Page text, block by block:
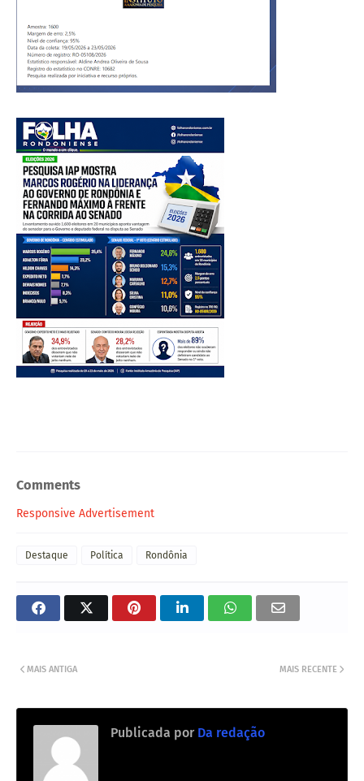
Comments
Responsive Advertisement
Destaque Política Rondônia
MAIS RECENTE
MAIS ANTIGA
Publicada por Da redação